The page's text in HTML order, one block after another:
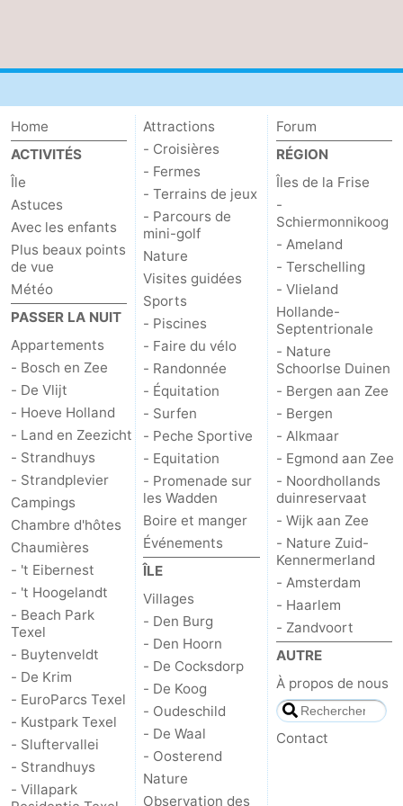
Schoorlse
Bergen
Zee
-
Alkmaar
-
Egmond
aan
Zee
-
Noordhollands
duinreservaat
-
Wijk
aan
Zee
-
Nature
Zuid-
Kennermerland
-
Amsterdam
Haarlem
Zandvoort
Météo
Contact
Home
ACTIVITÉS
Île
Astuces
Avec les enfants
Plus beaux points
de vue
Météo
PASSER LA NUIT
Appartements
- Bosch en Zee
- De Vlijt
- Hoeve Holland
- Land en Zeezicht
- Strandhuys
- Strandplevier
Campings
Chambre d'hôtes
Chaumières
- 't Eibernest
- 't Hoogelandt
- Beach Park
Texel
- Buytenveldt
- De Krim
- EuroParcs Texel
- Kustpark Texel
- Sluftervallei
- Strandhuys
- Villapark
Attractions
- Croisières
- Fermes
- Terrains de jeux
- Parcours de
mini-golf
Nature
Visites guidées
Sports
- Piscines
- Faire du vélo
- Randonnée
- Équitation
- Surfen
- Peche Sportive
- Equitation
- Promenade sur
les Wadden
Boire et manger
Événements
ÎLE
Villages
- Den Burg
- Den Hoorn
- De Cocksdorp
- De Koog
- Oudeschild
- De Waal
- Oosterend
Nature
Observation des
Forum
RÉGION
Îles de la Frise
-
Schiermonnikoog
- Ameland
- Terschelling
- Vlieland
Hollande-
Septentrionale
- Nature
Schoorlse Duinen
- Bergen aan Zee
- Bergen
- Alkmaar
- Egmond aan Zee
- Noordhollands
duinreservaat
- Wijk aan Zee
- Nature Zuid-
Kennermerland
- Amsterdam
- Haarlem
- Zandvoort
AUTRE
À propos de nous
Contact